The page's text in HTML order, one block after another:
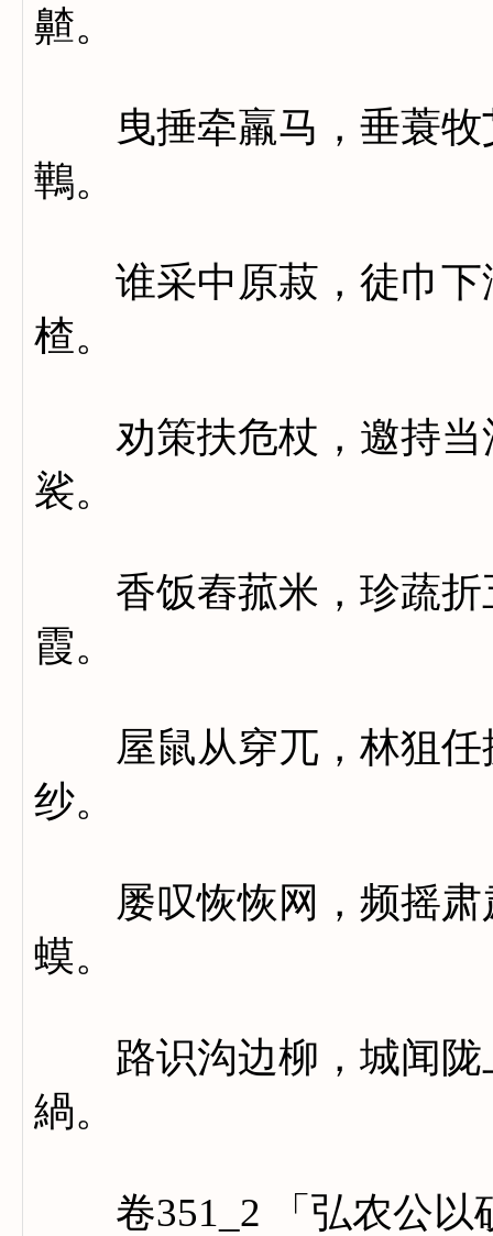
齄。
曳捶牵羸马，垂蓑牧
鷨。
谁采中原菽，徒巾下
楂。
劝策扶危杖，邀持当
裟。
香饭舂菰米，珍蔬折
霞。
屋鼠从穿兀，林狙任
纱。
屡叹恢恢网，频摇肃
蟆。
路识沟边柳，城闻陇
緺。
卷351_2 「弘农公以